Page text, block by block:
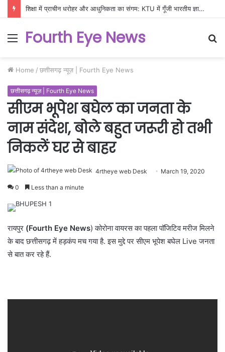
शिक्षा में प्राचीन धरोहर और आधुनिकता का संगम: KTU में गूँजी भारतीय ज्ञान परंपरा की गूँज
Menu
Fourth Eye News
Home / छत्तीसगढ़ न्यूज़ | Fourth Eye News
छत्तीसगढ़ न्यूज़ | Fourth Eye News
सीएम भूपेश बघेल का जनता के
नाम संदेश, बोले बहुत जरूरी हो तभी
निकलें घर से बाहर
4rtheye web Desk March 19, 2020
0 Less than a minute
रायपुर (Fourth Eye News) कोरोना वायरस का पहला पॉजिटिव मरीज मिलने
के बाद छत्तीसगढ़ में हड़कंप मच गया है. इस मुद्दे पर सीएम भूपेश बघेल Live जनता
से बात कर रहे हैं.